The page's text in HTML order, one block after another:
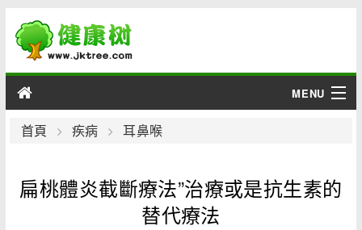
MENU
男性
首頁 疾病 耳鼻喉
扁桃體炎截斷療法”治療或是抗生素的
替代療法